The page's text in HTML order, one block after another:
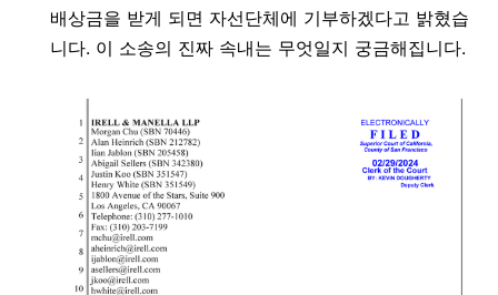
배상금을 받게 되면 자선단체에 기부하겠다고 밝혔습
니다. 이 소송의 진짜 속내는 무엇일지 궁금해집니다.